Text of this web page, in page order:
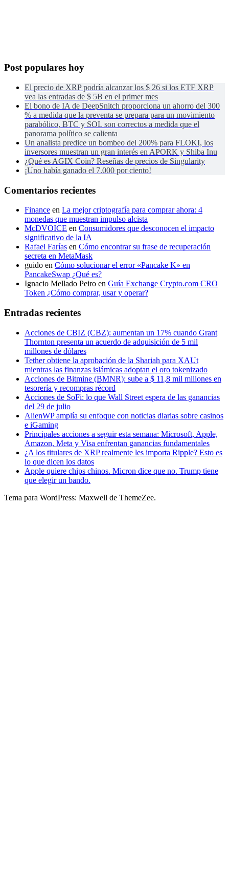
Post populares hoy
El precio de XRP podría alcanzar los $ 26 si los ETF XRP
vea las entradas de $ 5B en el primer mes
El bono de IA de DeepSnitch proporciona un ahorro del 300
% a medida que la preventa se prepara para un movimiento
parabólico, BTC y SOL son correctos a medida que el
panorama político se calienta
Un analista predice un bombeo del 200% para FLOKI, los
inversores muestran un gran interés en APORK y Shiba Inu
¿Qué es AGIX Coin? Reseñas de precios de Singularity
¡Uno había ganado el 7.000 por ciento!
Comentarios recientes
Finance en La mejor criptografía para comprar ahora: 4
monedas que muestran impulso alcista
McDVOICE en Consumidores que desconocen el impacto
significativo de la IA
Rafael Farías en Cómo encontrar su frase de recuperación
secreta en MetaMask
guido en Cómo solucionar el error «Pancake K» en
PancakeSwap ¿Qué es?
Ignacio Mellado Peiro en Guía Exchange Crypto.com CRO
Token ¿Cómo comprar, usar y operar?
Entradas recientes
Acciones de CBIZ (CBZ): aumentan un 17% cuando Grant
Thornton presenta un acuerdo de adquisición de 5 mil
millones de dólares
Tether obtiene la aprobación de la Shariah para XAUt
mientras las finanzas islámicas adoptan el oro tokenizado
Acciones de Bitmine (BMNR): sube a $ 11,8 mil millones en
tesorería y recompras récord
Acciones de SoFi: lo que Wall Street espera de las ganancias
del 29 de julio
AlienWP amplía su enfoque con noticias diarias sobre casinos
e iGaming
Principales acciones a seguir esta semana: Microsoft, Apple,
Amazon, Meta y Visa enfrentan ganancias fundamentales
¿A los titulares de XRP realmente les importa Ripple? Esto es
lo que dicen los datos
Apple quiere chips chinos. Micron dice que no. Trump tiene
que elegir un bando.
Tema para WordPress: Maxwell de ThemeZee.